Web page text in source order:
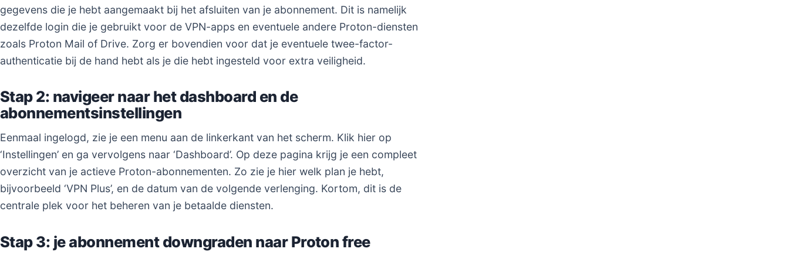
gegevens die je hebt aangemaakt bij het afsluiten van je abonnement. Dit is namelijk
dezelfde login die je gebruikt voor de VPN-apps en eventuele andere Proton-diensten
zoals Proton Mail of Drive. Zorg er bovendien voor dat je eventuele twee-factor-
authenticatie bij de hand hebt als je die hebt ingesteld voor extra veiligheid.
Stap 2: navigeer naar het dashboard en de
abonnementsinstellingen
Eenmaal ingelogd, zie je een menu aan de linkerkant van het scherm. Klik hier op
‘Instellingen’ en ga vervolgens naar ‘Dashboard’. Op deze pagina krijg je een compleet
overzicht van je actieve Proton-abonnementen. Zo zie je hier welk plan je hebt,
bijvoorbeeld ‘VPN Plus’, en de datum van de volgende verlenging. Kortom, dit is de
centrale plek voor het beheren van je betaalde diensten.
Stap 3: je abonnement downgraden naar Proton free